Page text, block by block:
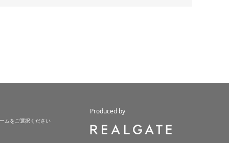
ムをご選択ください
Produced by